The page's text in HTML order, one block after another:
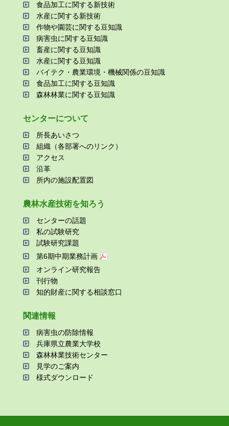
⾷品加⼯に関する新技術
⽔産に関する新技術
作物や園芸に関する⾖知識
病害⾍に関する⾖知識
畜産に関する⾖知識
⽔産に関する⾖知識
バイテク・農業環境・機械関係の⾖知識
⾷品加⼯に関する⾖知識
森林林業に関する⾖知識
センターについて
所⻑あいさつ
組織（各部署へのリンク）
アクセス
沿⾰
所内の施設配置図
農林⽔産技術を知ろう
センターの話題
私の試験研究
試験研究課題
第6期中期業務計画
オンライン研究報告
刊⾏物
知的財産に関する相談窓⼝
関連情報
病害⾍の防除情報
兵庫県⽴農業⼤学校
森林林業技術センター
⾒学のご案内
様式ダウンロード